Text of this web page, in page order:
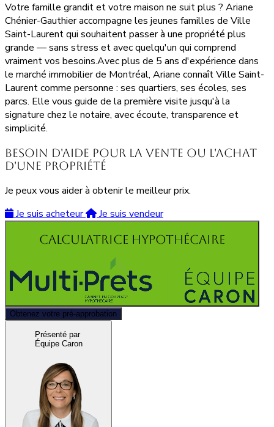
Votre famille grandit et votre maison ne suit plus ? Ariane
Chénier-Gauthier accompagne les jeunes familles de Ville
Saint-Laurent qui souhaitent passer à une propriété plus
grande — sans stress et avec quelqu'un qui comprend
vraiment vos besoins.Avec plus de 5 ans d'expérience dans
le marché immobilier de Montréal, Ariane connaît Ville Saint-
Laurent comme personne : ses quartiers, ses écoles, ses
parcs. Elle vous guide de la première visite jusqu'à la
signature chez le notaire, avec écoute, transparence et
simplicité.
Besoin d'aide pour la vente ou l'achat
d'une propriété
Je peux vous aider à obtenir le meilleur prix.
Je suis acheteur
Je suis vendeur
Calculatrice hypothécaire
Obtenez votre pré-approbation
Présenté par
Équipe Caron